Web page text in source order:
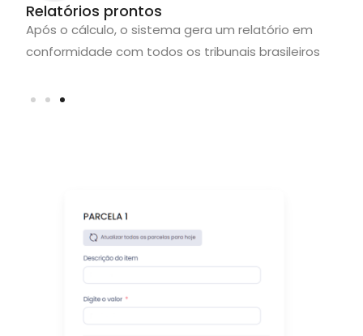
Relatórios prontos
Após o cálculo, o sistema gera um relatório em
conformidade com todos os tribunais brasileiros